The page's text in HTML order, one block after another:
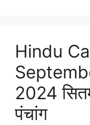
Hindu
2024
पंचांग